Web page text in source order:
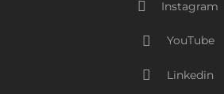
Instagram
YouTube
Linkedin